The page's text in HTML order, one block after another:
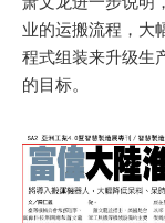
业的运搬流程，大
程式组装来升级生
的目标。